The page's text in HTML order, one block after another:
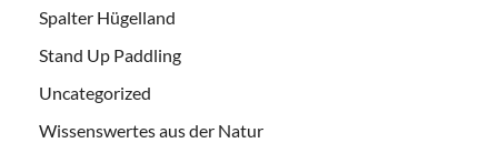
Spalter Hügelland
Stand Up Paddling
Uncategorized
Wissenswertes aus der Natur